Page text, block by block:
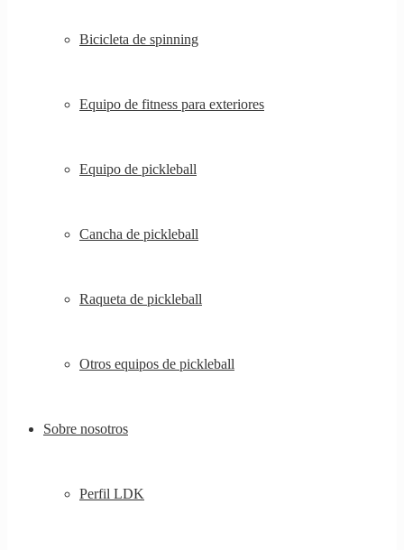
Bicicleta de spinning
Equipo de fitness para exteriores
Equipo de pickleball
Cancha de pickleball
Raqueta de pickleball
Otros equipos de pickleball
Sobre nosotros
Perfil LDK